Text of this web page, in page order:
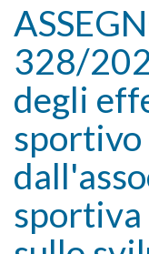
328/
degli
sportiva